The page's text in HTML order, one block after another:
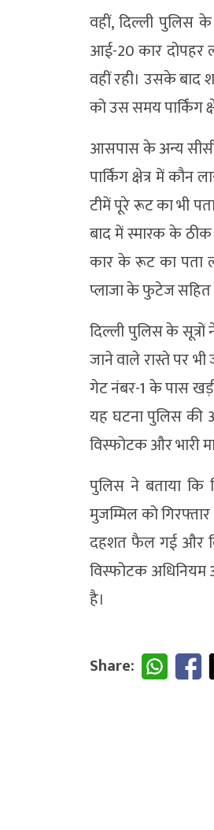
वहीं, दिल्ली पुलिस
आई-20 कार दोपहर
वहीं रही। उसके बाद
को उस समय पार्किंग
आसपास के अन्य
पार्किंग क्षेत्र में
टीमें पूरे रूट का भी
बाद में स्मारक के
कार के रूट का पता
प्लाजा के फुटेज सहित
दिल्ली पुलिस के
जाने वाले रास्ते पर
गेट नंबर-1 के पास
यह घटना पुलिस की
विस्फोटक और भारी
पुलिस ने बताया कि
मुजम्मिल को
दहशत फैल गई और
विस्फोटक अधिनियम
है।
Share: